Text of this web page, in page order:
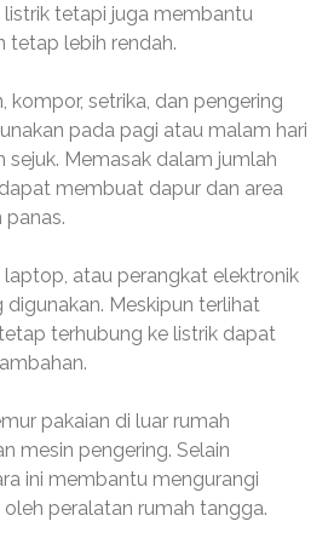
tetapi juga membantu
tetap lebih rendah.
kompor, setrika, dan pengering
pada pagi atau malam hari
sejuk. Memasak dalam jumlah
membuat dapur dan area
panas.
atau perangkat elektronik
Meskipun terlihat
terhubung ke listrik dapat
pakaian di luar rumah
mesin pengering. Selain
ini membantu mengurangi
peralatan rumah tangga.